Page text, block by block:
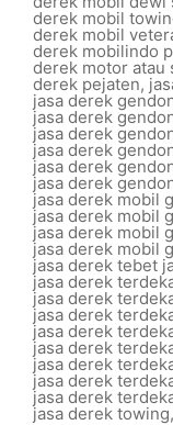
derek mobil
derek mobil
derek mobilindo
derek motor atau
derek pejaten,
jasa derek
jasa derek
jasa derek
jasa derek
jasa derek
jasa derek
jasa derek mobil
jasa derek mobil
jasa derek mobil
jasa derek mobil
jasa derek tebet
jasa derek
jasa derek
jasa derek
jasa derek
jasa derek
jasa derek
jasa derek
jasa derek
jasa derek towing,